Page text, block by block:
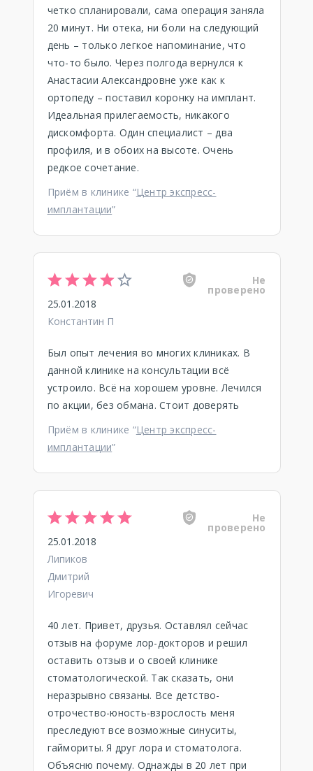
четко спланировали, сама операция заняла
20 минут. Ни отека, ни боли на следующий
день – только легкое напоминание, что
что-то было. Через полгода вернулся к
Анастасии Александровне уже как к
ортопеду – поставил коронку на имплант.
Идеальная прилегаемость, никакого
дискомфорта. Один специалист – два
профиля, и в обоих на высоте. Очень
редкое сочетание.
Приём в клинике “Центр экспресс-
имплантации”
Не
проверено
25.01.2018
Константин П
Был опыт лечения во многих клиниках. В
данной клинике на консультации всё
устроило. Всё на хорошем уровне. Лечился
по акции, без обмана. Стоит доверять
Приём в клинике “Центр экспресс-
имплантации”
Не
проверено
25.01.2018
Липиков
Дмитрий
Игоревич
40 лет. Привет, друзья. Оставлял сейчас
отзыв на форуме лор-докторов и решил
оставить отзыв и о своей клинике
стоматологической. Так сказать, они
неразрывно связаны. Все детство-
отрочество-юность-взрослость меня
преследуют все возможные синуситы,
гаймориты. Я друг лора и стоматолога.
Объясню почему. Однажды в 20 лет при